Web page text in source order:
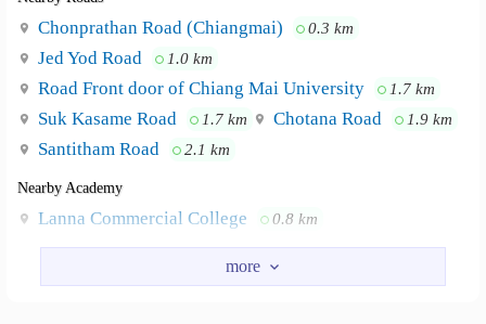
Chonprathan Road (Chiangmai) 0.3 km
Jed Yod Road 1.0 km
Road Front door of Chiang Mai University 1.7 km
Suk Kasame Road 1.7 km Chotana Road 1.9 km
Santitham Road 2.1 km
Nearby Academy
Lanna Commercial College 0.8 km
Rajamangala University of Technology Lanna 1.4 km
Srithana Commercial Chiangmai Technological College